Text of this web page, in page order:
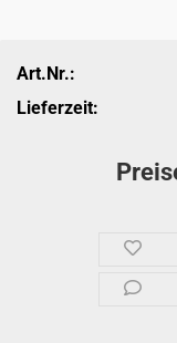
Art.Nr.:
Lieferzeit: